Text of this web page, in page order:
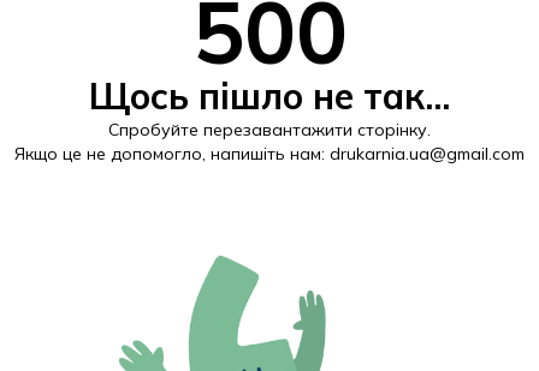
500
Щось пішло не так...
Спробуйте перезавантажити сторінку.
Якщо це не допомогло, напишіть нам: drukarnia.ua@gmail.com